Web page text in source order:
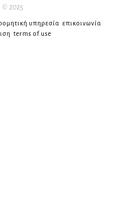
© 2025
υπηρεσία επικοινωνία
terms of use